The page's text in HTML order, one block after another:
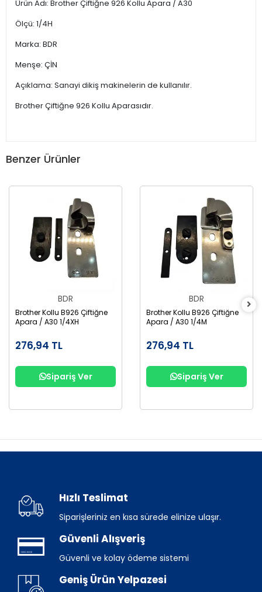
Ürün Adı: Brother Çiftiğne 926 Kollu Apara / A30
Ölçü: 1/4H
Marka: BDR
Menşe: ÇİN
Açıklama: Sanayi dikiş makinelerin de kullanılır.
Brother Çiftiğne 926 Kollu Aparasıdır.
Benzer Ürünler
BDR
Brother Kollu B926 Çiftiğne
Apara / A30 1/4XH
276,94 TL
Sipariş Ver
BDR
Brother Kollu B926 Çiftiğne
Apara / A30 1/4M
276,94 TL
Sipariş Ver
Hızlı Teslimat
Siparişleriniz en kısa sürede elinize ulaşır.
Güvenli Alışveriş
Güvenli ve kolay ödeme sistemi
Geniş Ürün Yelpazesi